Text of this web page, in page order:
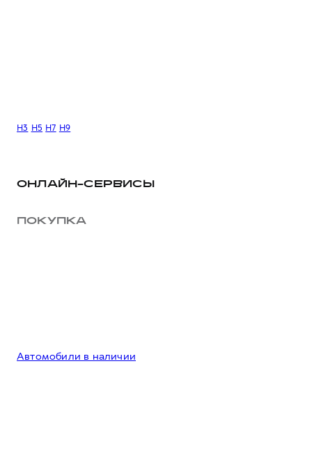
H3 H5 H7 H9
ОНЛАЙН-СЕРВИСЫ
ПОКУПКА
Автомобили в наличии